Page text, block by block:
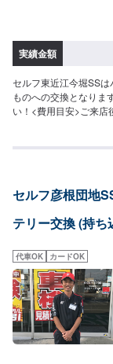
実績金額
セルフ東近江今堀SS
ものへの交換となりま
い！<費用目安>ご来店
セルフ彦根団地
テリー交換 (持ち
代車OK カードOK